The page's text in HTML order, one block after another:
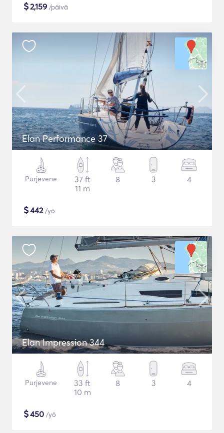
$2,159 /päivä
Elan Performance 37
Purjevene
37 ft
11 m
8 3 4
$442/yö
Elan Impression 344
Purjevene
33 ft
10 m
8 3 4
$450 /yö